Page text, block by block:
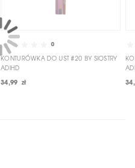
0
KONTURÓWKA DO UST #20 BY SIOSTRY
ADIHD
34,99 zł